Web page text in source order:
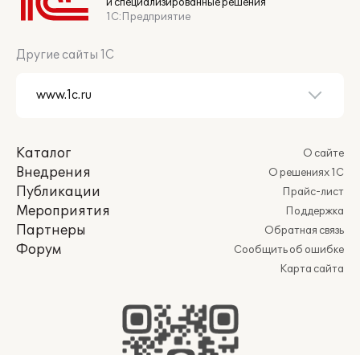
1С:Предприятие
Другие сайты 1С
Каталог
Внедрения
Публикации
Мероприятия
Партнеры
Форум
О сайте
О решениях 1С
Прайс-лист
Поддержка
Обратная связь
Сообщить об ошибке
Карта сайта